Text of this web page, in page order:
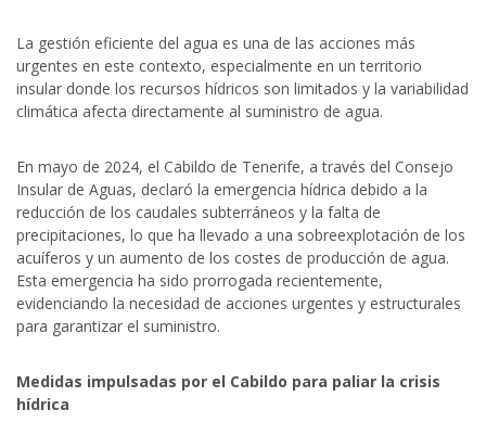
La gestión eficiente del agua es una de las acciones más
urgentes en este contexto, especialmente en un territorio
insular donde los recursos hídricos son limitados y la variabilidad
climática afecta directamente al suministro de agua.
En mayo de 2024, el Cabildo de Tenerife, a través del Consejo
Insular de Aguas, declaró la emergencia hídrica debido a la
reducción de los caudales subterráneos y la falta de
precipitaciones, lo que ha llevado a una sobreexplotación de los
acuíferos y un aumento de los costes de producción de agua.
Esta emergencia ha sido prorrogada recientemente,
evidenciando la necesidad de acciones urgentes y estructurales
para garantizar el suministro.
Medidas impulsadas por el Cabildo para paliar la crisis
hídrica